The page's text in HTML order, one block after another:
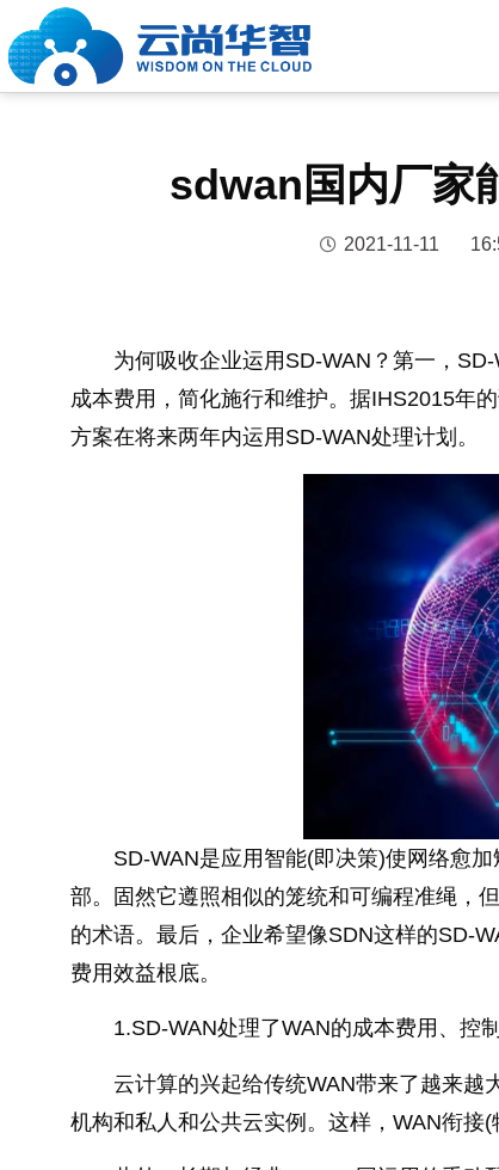
sdwan国内厂家
2021-11-11
为何吸收企业运用SD-WAN？第一，
成本费用，简化施行和维护。据IHS2015年
方案在将来两年内运用SD-WAN处理计划。
SD-WAN是应用智能(即决策)使网络愈
部。固然它遵照相似的笼统和可编程准绳，
的术语。最后，企业希望像SDN这样的SD-
费用效益根底。
1.SD-WAN处理了WAN的成本费用、控
云计算的兴起给传统WAN带来了越来越
机构和私人和公共云实例。这样，WAN衔接